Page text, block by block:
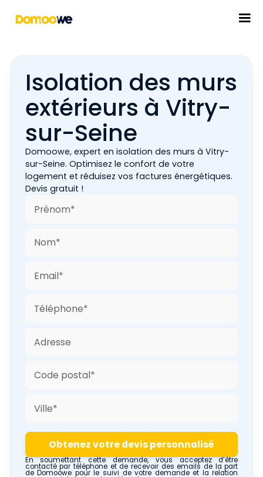
Isolation des murs
extérieurs à Vitry-
sur-Seine
Domoowe, expert en isolation des murs à Vitry-
sur-Seine. Optimisez le confort de votre
logement et réduisez vos factures énergétiques.
Devis gratuit !
En soumettant cette demande, vous acceptez d’être
contacté par téléphone et de recevoir des emails de la part
de Domoowe pour le suivi de votre demande et la relation